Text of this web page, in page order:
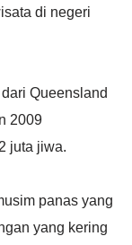
di negeri
Queensland
2009
juta jiwa.
panas yang
yang kering